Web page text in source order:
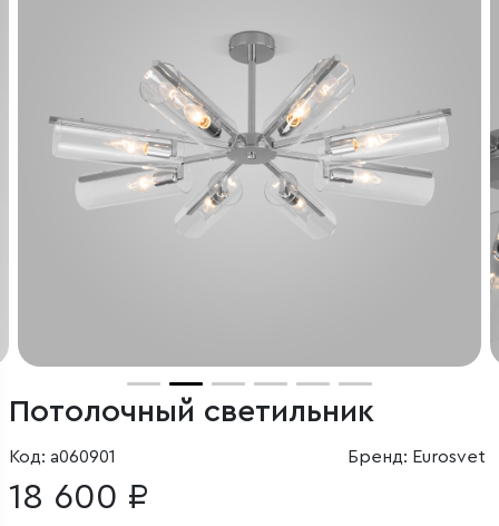
Потолочный светильник
Код: a060901 Бренд: Eurosvet
18 600 ₽